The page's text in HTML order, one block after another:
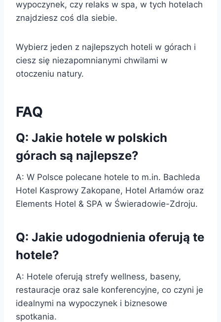
wypoczynek, czy relaks w spa, w tych hotelach
znajdziesz coś dla siebie.
Wybierz jeden z najlepszych hoteli w górach i
ciesz się niezapomnianymi chwilami w
otoczeniu natury.
FAQ
Q: Jakie hotele w polskich
górach są najlepsze?
A: W Polsce polecane hotele to m.in. Bachleda
Hotel Kasprowy Zakopane, Hotel Arłamów oraz
Elements Hotel & SPA w Świeradowie-Zdroju.
Q: Jakie udogodnienia oferują te
hotele?
A: Hotele oferują strefy wellness, baseny,
restauracje oraz sale konferencyjne, co czyni je
idealnymi na wypoczynek i biznesowe
spotkania.